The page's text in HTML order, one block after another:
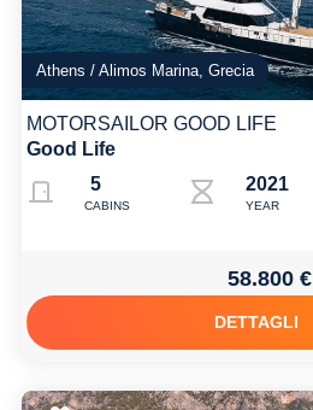
Athens / Alimos Marina, Grecia
MOTORSAILOR GOOD LIFE
Good Life
5
CABINS
2021
YEAR
58.800 €
DETTAGLI